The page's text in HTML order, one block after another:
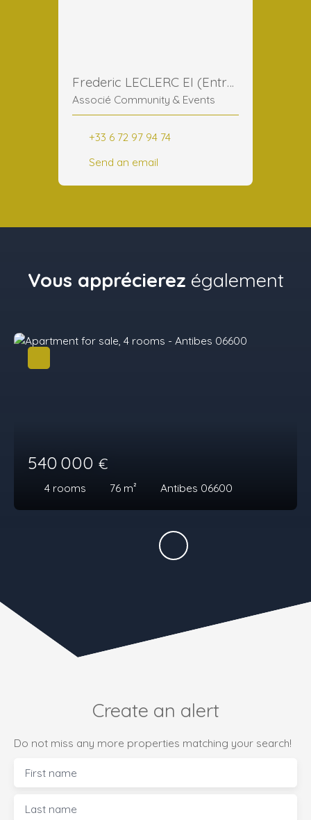
Frederic LECLERC EI (Entreprise Individuelle)
Associé Community & Events
+33 6 72 97 94 74
Send an email
Vous apprécierez également
540 000 €
4 rooms 76 m² Antibes 06600
Create an alert
Do not miss any more properties matching your search!
First name
Last name